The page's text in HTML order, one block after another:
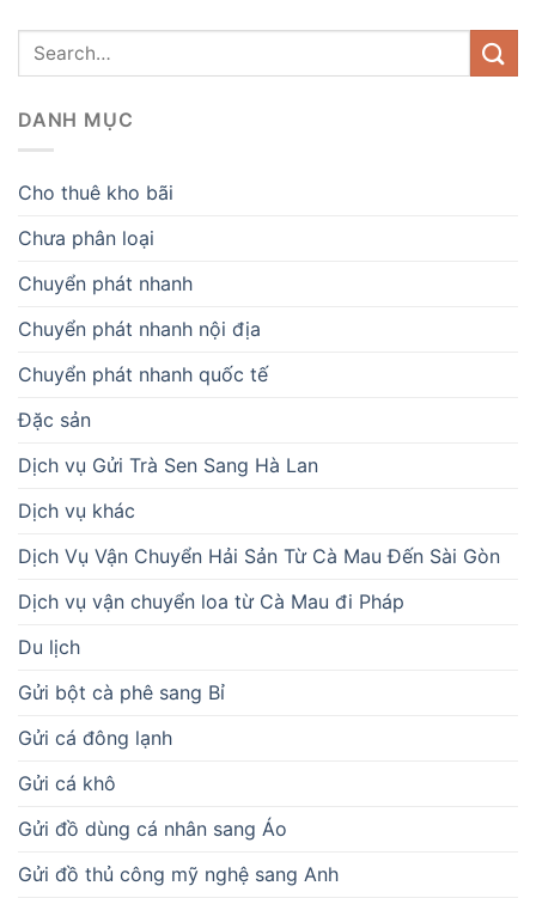
DANH MỤC
Cho thuê kho bãi
Chưa phân loại
Chuyển phát nhanh
Chuyển phát nhanh nội địa
Chuyển phát nhanh quốc tế
Đặc sản
Dịch vụ Gửi Trà Sen Sang Hà Lan
Dịch vụ khác
Dịch Vụ Vận Chuyển Hải Sản Từ Cà Mau Đến Sài Gòn
Dịch vụ vận chuyển loa từ Cà Mau đi Pháp
Du lịch
Gửi bột cà phê sang Bỉ
Gửi cá đông lạnh
Gửi cá khô
Gửi đồ dùng cá nhân sang Áo
Gửi đồ thủ công mỹ nghệ sang Anh